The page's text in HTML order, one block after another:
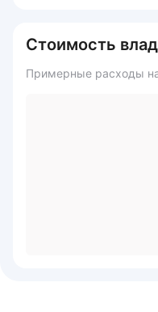
Стоимость
Примерные расходы